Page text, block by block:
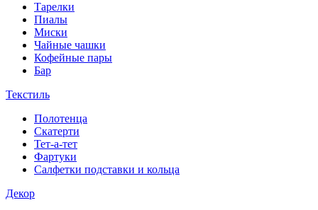
Тарелки
Пиалы
Миски
Чайные чашки
Кофейные пары
Бар
Текстиль
Полотенца
Скатерти
Тет-а-тет
Фартуки
Салфетки подставки и кольца
Декор